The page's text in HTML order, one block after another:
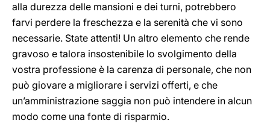
alla durezza delle mansioni e dei turni, potrebbero
farvi perdere la freschezza e la serenità che vi sono
necessarie. State attenti! Un altro elemento che rende
gravoso e talora insostenibile lo svolgimento della
vostra professione è la carenza di personale, che non
può giovare a migliorare i servizi offerti, e che
un’amministrazione saggia non può intendere in alcun
modo come una fonte di risparmio.